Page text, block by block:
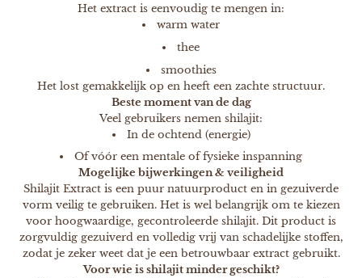
1 5
Het extract is eenvoudig te mengen in:
warm water
thee
smoothies
Het lost gemakkelijk op en heeft een zachte structuur.
Beste moment van de dag
Veel gebruikers nemen shilajit:
In de ochtend (energie)
Of vóór een mentale of fysieke inspanning
Mogelijke bijwerkingen & veiligheid
Shilajit Extract is een puur natuurproduct en in gezuiverde
vorm veilig te gebruiken. Het is wel belangrijk om te kiezen
voor hoogwaardige, gecontroleerde shilajit. Dit product is
zorgvuldig gezuiverd en volledig vrij van schadelijke stoffen,
zodat je zeker weet dat je een betrouwbaar extract gebruikt.
Voor wie is shilajit minder geschikt?